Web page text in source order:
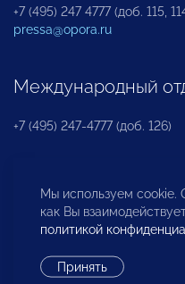
+7 (495) 247 4777 (доб. 115,
pressa@opora.ru
Международный
+7 (495) 247-4777 (доб. 126)
Бюро по защите
инвесторов
Мы используем cookie.
как Вы
политикой
Принять